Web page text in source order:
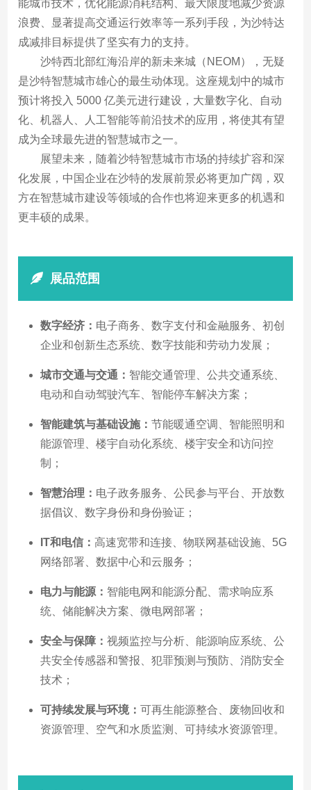
能城市技术，优化能源消耗结构、最大限度地减少资源
浪费、显著提高交通运行效率等一系列手段，为沙特达
成减排目标提供了坚实有力的支持。
沙特西北部红海沿岸的新未来城（NEOM），无疑
是沙特智慧城市雄心的最生动体现。这座规划中的城市
预计将投入 5000 亿美元进行建设，大量数字化、自动
化、机器人、人工智能等前沿技术的应用，将使其有望
成为全球最先进的智慧城市之一。
展望未来，随着沙特智慧城市市场的持续扩容和深
化发展，中国企业在沙特的发展前景必将更加广阔，双
方在智慧城市建设等领域的合作也将迎来更多的机遇和
更丰硕的成果。
展品范围
数字经济： 电子商务、数字支付和金融服务、初创
企业和创新生态系统、数字技能和劳动力发展；
城市交通与交通： 智能交通管理、公共交通系统、
电动和自动驾驶汽车、智能停车解决方案；
智能建筑与基础设施：节能暖通空调、智能照明和
能源管理、楼宇自动化系统、楼宇安全和访问控
制；
智慧治理： 电子政务服务、公民参与平台、开放数
据倡议、数字身份和身份验证；
IT和电信：高速宽带和连接、物联网基础设施、5G
网络部署、数据中心和云服务；
电力与能源： 智能电网和能源分配、需求响应系
统、储能解决方案、微电网部署；
安全与保障：视频监控与分析、能源响应系统、公
共安全传感器和警报、犯罪预测与预防、消防安全
技术；
可持续发展与环境：可再生能源整合、废物回收和
资源管理、空气和水质监测、可持续水资源管理。